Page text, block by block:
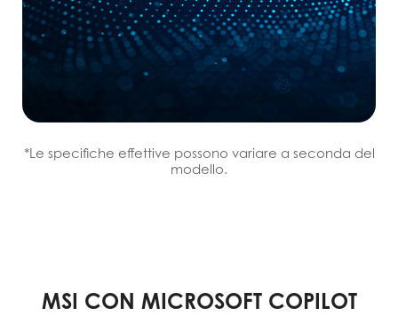
*Le specifiche effettive possono variare a seconda del
modello.
MSI CON MICROSOFT COPILOT